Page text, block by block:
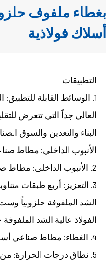
بغطاء ملفوف
أسلاك فولاذية
التطبيقات
1. الوسائط القابلة
العالي جداً التي تتعرض
البناء والتعدين والسوق
الأنبوب الداخلي: مطاط
2. الأنبوب الداخلي: مطاط صناعي
3. التعزيز: أربع طبقات
الشد الملفوفة حلزونياً
الفولاذ عالية الشد الملفوفة
4. الغطاء: مطاط صناعي أسود